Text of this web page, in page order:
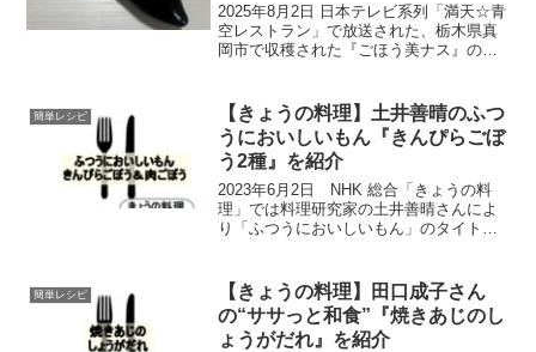
2025年8月2日 日本テレビ系列「満天☆青
空レストラン」で放送された、栃木県真
岡市で収穫された『ごほう美ナス』の通
とめましたので、ぜひ参考になさってく
ださい。 今週の...
簡単レシピ
【きょうの料理】土井善晴のふつ
うにおいしいもん『きんぴらごぼ
う2種』を紹介
2023年6月2日 NHK 総合「きょうの料
理」では料理研究家の土井善晴さんによ
り「ふつうにおいしいもん」のタイトル
ました。難しいレシピを覚えるよりも、
なじみのある昔か...
簡単レシピ
【きょうの料理】田口成子さん
の“ササっと和食”『焼きあじのし
ょうがだれ』を紹介